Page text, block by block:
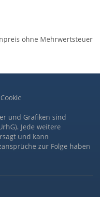
ohne Mehrwertsteuer
Cookie
und Grafiken sind
Jede weitere
und kann
zur Folge haben